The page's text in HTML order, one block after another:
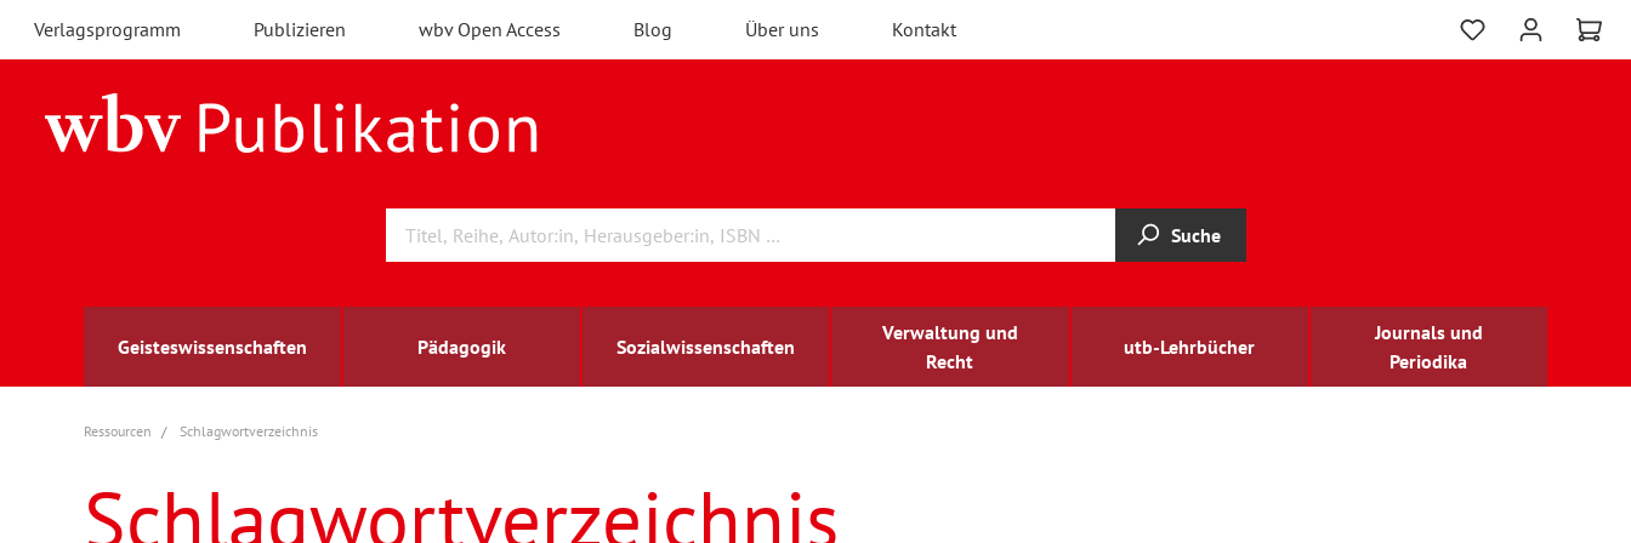
Verlagsprogramm Publizieren wbv Open Access Blog Über uns Kontakt
Suche
Geisteswissenschaften Pädagogik Sozialwissenschaften
Verwaltung und
Recht
utb-Lehrbücher
Journals und
Periodika
Archäologie
Berufs- und Wirtschaftspädagogik
Arbeitsmarktforschung
Außenwirtschaft
berufsbildung
Ressourcen Schlagwortverzeichnis
Schlagwortverzeichnis